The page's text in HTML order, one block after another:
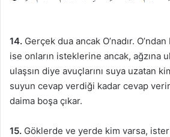
14. Gerçek dua ancak O’nadır.
ise onların isteklerine ancak, ağzına
ulaşsın diye avuçlarını suya uzatan
suyun cevap verdiği kadar cevap
daima boşa çıkar.
15. Göklerde ve yerde kim varsa,